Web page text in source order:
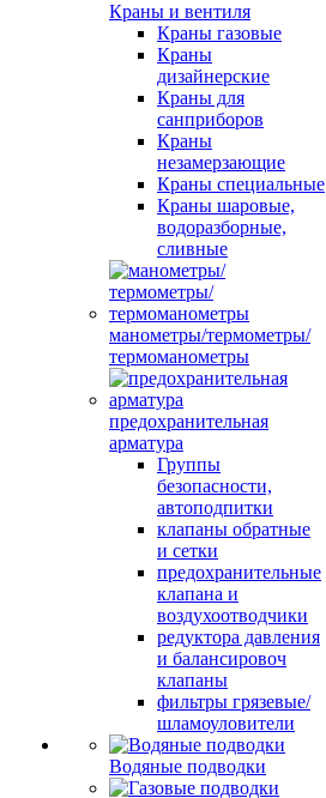
Краны и вентиля
Краны газовые
Краны
дизайнерские
Краны для
санприборов
Краны
незамерзающие
Краны специальные
Краны шаровые,
водоразборные,
сливные
манометры/термометры/
термоманометры
предохранительная
арматура
Группы
безопасности,
автоподпитки
клапаны обратные
и сетки
предохранительные
клапана и
воздухоотводчики
редуктора давления
и балансировоч
клапаны
фильтры грязевые/
шламоуловители
Водяные подводки